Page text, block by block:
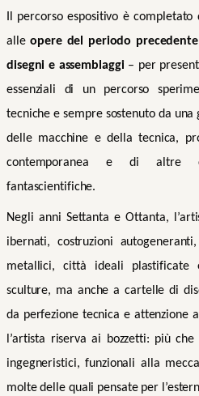
Il percorso espositivo è completato
alleopere del periodo precedente
disegni e assemblaggi– per
essenziali di un percorso
tecniche e sempre sostenuto da
delle macchine e della tecnica,
contemporanea e di altre
fantascientifiche.
Negli anni Settanta e Ottanta,
ibernati, costruzioni
metallici, città ideali plastificate
sculture, ma anche a cartelle di
da perfezione tecnica e attenzione
l’artista riserva ai bozzetti: più
ingegneristici, funzionali alla
molte delle quali pensate per